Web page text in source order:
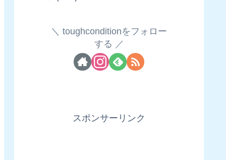
toughconditionをフォロー
する
スポンサーリンク